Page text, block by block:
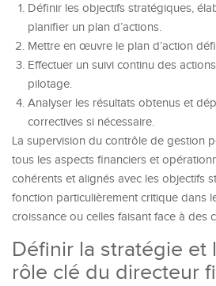
Définir les objectifs stratégiques,
planifier un plan d’actions.
Mettre en œuvre le plan d’action
Effectuer un suivi continu des
pilotage.
Analyser les résultats obtenus et
correctives si nécessaire.
La supervision du contrôle de gestion
tous les aspects financiers et
cohérents et alignés avec les objectifs
fonction particulièrement critique dans
croissance ou celles faisant face à des
Définir la stratégie et
rôle clé du directeur